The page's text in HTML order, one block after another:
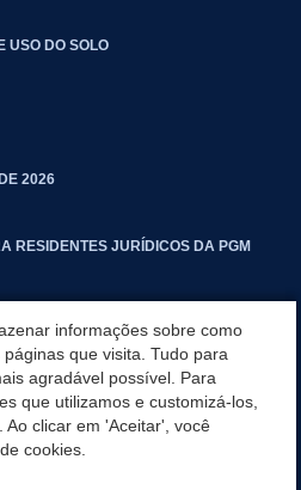
USO DO SOLO
2026
RESIDENTES JURÍDICOS DA PGM
IMOBILIÁRIOS SEINFRA
informações sobre como
que visita. Tudo para
agradável possível. Para
que utilizamos e customizá-los,
clicar em 'Aceitar', você
cookies.